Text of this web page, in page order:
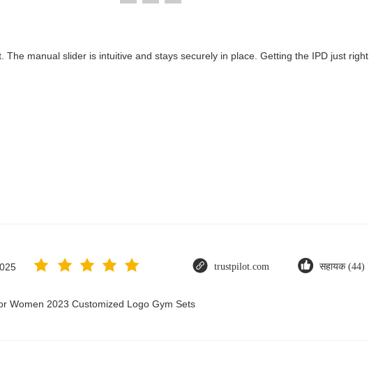
The manual slider is intuitive and stays securely in place. Getting the IPD just right
trustpilot.com सहायक (44)
Women 2023 Customized Logo Gym Sets